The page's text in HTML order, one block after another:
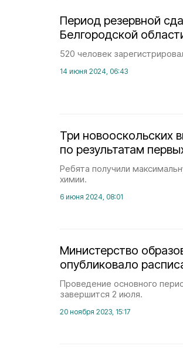
Период резервной
Белгородской
520 человек
14 июня 2024, 06:43
Три новооскольских
по результатам
Ребята получили
химии.
6 июня 2024, 08:01
Министерство
опубликовало
Проведение основного
завершится 2 июля.
20 ноября 2023, 15:17